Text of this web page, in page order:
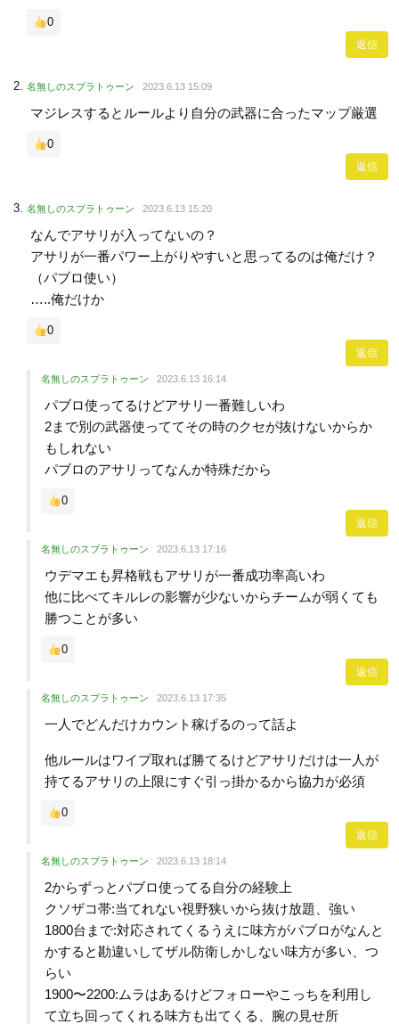
0
返信
名無しのスプラトゥーン 2023.6.13 15:09
マジレスするとルールより自分の武器に合ったマップ厳選
0
返信
名無しのスプラトゥーン 2023.6.13 15:20
なんでアサリが入ってないの？
アサリが一番パワー上がりやすいと思ってるのは俺だけ？
（パブロ使い）
…..俺だけか
0
返信
名無しのスプラトゥーン 2023.6.13 16:14
パブロ使ってるけどアサリ一番難しいわ
2まで別の武器使っててその時のクセが抜けないからか
もしれない
パブロのアサリってなんか特殊だから
0
返信
名無しのスプラトゥーン 2023.6.13 17:16
ウデマエも昇格戦もアサリが一番成功率高いわ
他に比べてキルレの影響が少ないからチームが弱くても
勝つことが多い
0
返信
名無しのスプラトゥーン 2023.6.13 17:35
一人でどんだけカウント稼げるのって話よ
他ルールはワイプ取れば勝てるけどアサリだけは一人が
持てるアサリの上限にすぐ引っ掛かるから協力が必須
0
返信
名無しのスプラトゥーン 2023.6.13 18:14
2からずっとパブロ使ってる自分の経験上
クソザコ帯:当てれない視野狭いから抜け放題、強い
1800台まで:対応されてくるうえに味方がパブロがなんと
かすると勘違いしてザル防衛しかしない味方が多い、つ
らい
1900〜2200:ムラはあるけどフォローやこっちを利用し
て立ち回ってくれる味方も出てくる、腕の見せ所